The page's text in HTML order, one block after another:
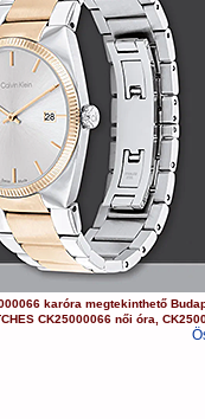
karóra megtekinthető
CK25000066 női óra ,